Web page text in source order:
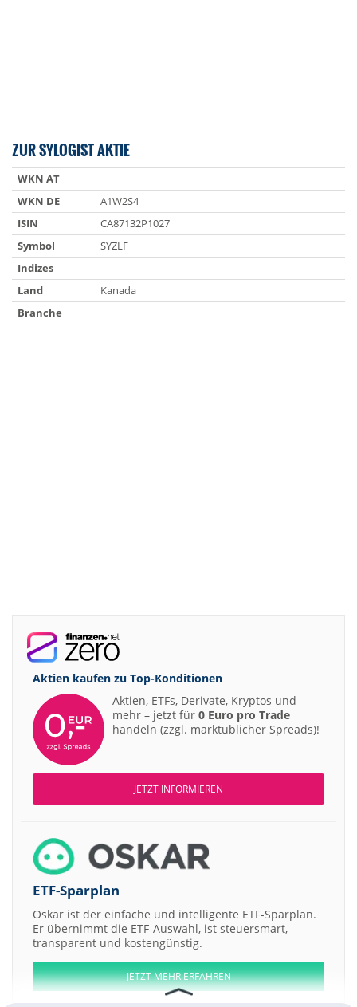
ZUR SYLOGIST AKTIE
WKN AT
WKN DE
A1W2S4
ISIN
CA87132P1027
Symbol
SYZLF
Indizes
Land
Kanada
Branche
Aktien kaufen zu Top-Konditionen
Aktien, ETFs, Derivate, Kryptos und
mehr – jetzt für 0 Euro pro Trade
handeln (zzgl. marktüblicher Spreads)!
JETZT INFORMIEREN
ETF-Sparplan
Oskar ist der einfache und intelligente ETF-Sparplan.
Er übernimmt die ETF-Auswahl, ist steuersmart,
transparent und kostengünstig.
JETZT MEHR ERFAHREN